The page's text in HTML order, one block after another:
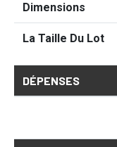
Dimensions
La Taille Du Lot
DÉPENSES